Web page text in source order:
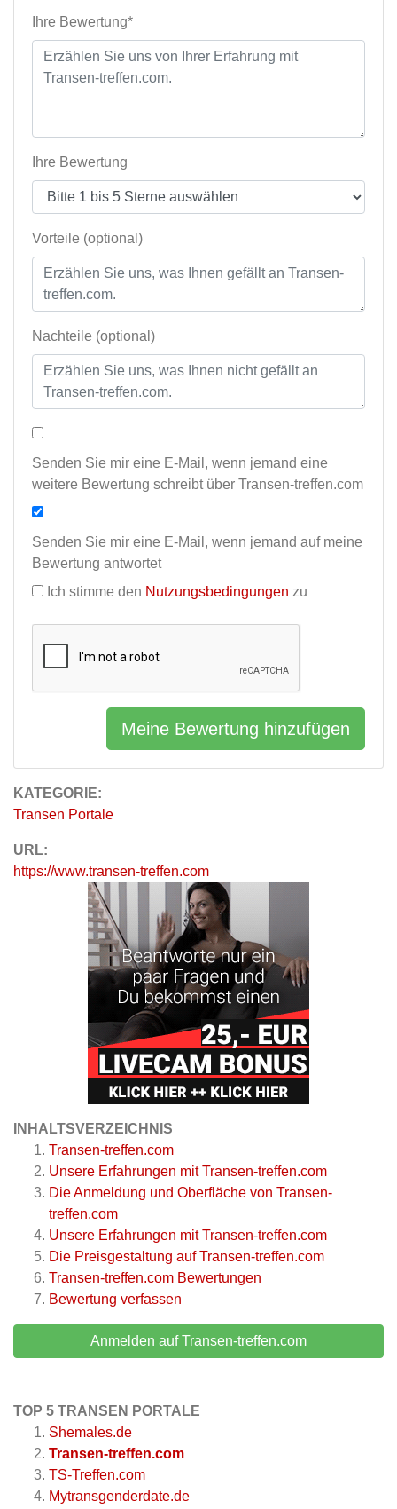
KATEGORIE:
Transen Portale
URL:
https://www.transen-treffen.com
INHALTSVERZEICHNIS
Transen-treffen.com
Unsere Erfahrungen mit Transen-treffen.com
Die Anmeldung und Oberfläche von Transen-
treffen.com
Unsere Erfahrungen mit Transen-treffen.com
Die Preisgestaltung auf Transen-treffen.com
Transen-treffen.com Bewertungen
Bewertung verfassen
Anmelden auf Transen-treffen.com
TOP 5 TRANSEN PORTALE
Shemales.de
Transen-treffen.com
TS-Treffen.com
Mytransgenderdate.de
Ihre Bewertung*
Ihre Bewertung
Vorteile (optional)
Nachteile (optional)
Senden Sie mir eine E-Mail, wenn jemand eine
weitere Bewertung schreibt über Transen-treffen.com
Senden Sie mir eine E-Mail, wenn jemand auf meine
Bewertung antwortet
Ich stimme den Nutzungsbedingungen zu
Meine Bewertung hinzufügen